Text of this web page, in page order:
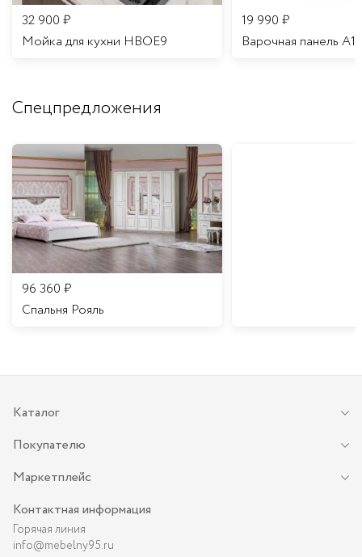
32 900 ₽
Мойка для кухни HBOE9
19 990 ₽
Варочная панель A16
Спецпредложения
96 360 ₽
Спальня Рояль
Каталог
Покупателю
Маркетплейс
Контактная информация
Горячая линия
info@mebelny95.ru